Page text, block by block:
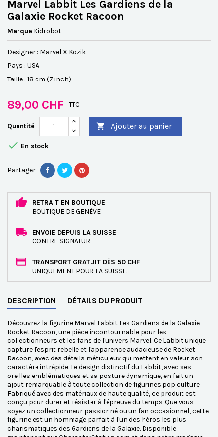
Marvel Labbit Les Gardiens de la
Galaxie Rocket Racoon
Marque Kidrobot
Designer : Marvel X Kozik
Pays : USA
Taille : 18 cm (7 inch)
89,00 CHF TTC
Quantité  Ajouter au panier
 En stock
Partager
RETRAIT EN BOUTIQUE
BOUTIQUE DE GENÈVE
ENVOIE DEPUIS LA SUISSE
CONTRE SIGNATURE
TRANSPORT GRATUIT DÈS 50 CHF
UNIQUEMENT POUR LA SUISSE.
DESCRIPTION DÉTAILS DU PRODUIT
Découvrez la figurine Marvel Labbit Les Gardiens de la Galaxie
Rocket Racoon, une pièce incontournable pour les
collectionneurs et les fans de l'univers Marvel. Ce Labbit unique
capture l'esprit rebelle et l'apparence audacieuse de Rocket
Racoon, avec des détails méticuleux qui mettent en valeur son
caractère intrépide. Le design distinctif du Labbit, avec ses
oreilles emblématiques et sa posture dynamique, en fait un
ajout remarquable à toute collection de figurines pop culture.
Fabriqué avec des matériaux de haute qualité, ce produit est
conçu pour durer et résister à l'épreuve du temps. Que vous
soyez un collectionneur passionné ou un fan occasionnel, cette
figurine est un hommage parfait à l'un des héros les plus
charismatiques des Gardiens de la Galaxie. Disponible